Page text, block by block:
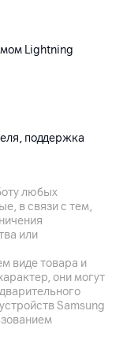
Lightning
поддержка
ул. Жилуновича,
любых
в связи с тем,
или
виде товара и
они могут
Samsung